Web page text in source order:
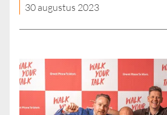
30 augustus 2023